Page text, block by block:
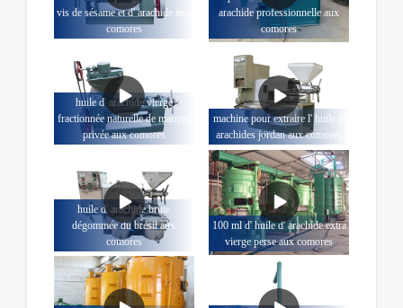
vis de sésame et d' arachide aux
comores
arachide professionnelle aux
comores
huile d' arachide vierge
fractionnée naturelle de marque
privée aux comores
machine pour extraire l' huile d'
arachides jordan aux comores
huile d' arachide brute
dégommée du brésil aux
comores
100 ml d' huile d' arachide extra
vierge perse aux comores